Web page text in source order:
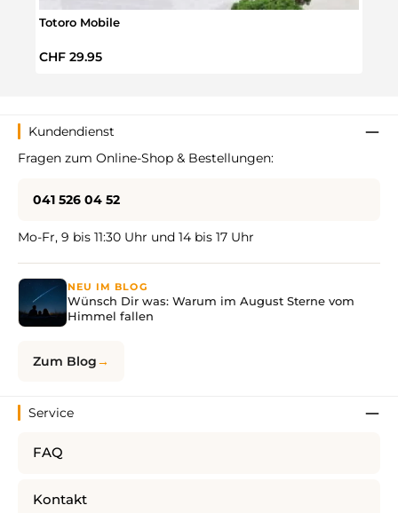
Totoro Mobile
Regulärer Preis:
CHF 29.95
Kundendienst
Fragen zum Online-Shop & Bestellungen:
041 526 04 52
Mo-Fr, 9 bis 11:30 Uhr und 14 bis 17 Uhr
NEU IM BLOG
Wünsch Dir was: Warum im August Sterne vom
Himmel fallen
Zum Blog
Service
FAQ
Kontakt